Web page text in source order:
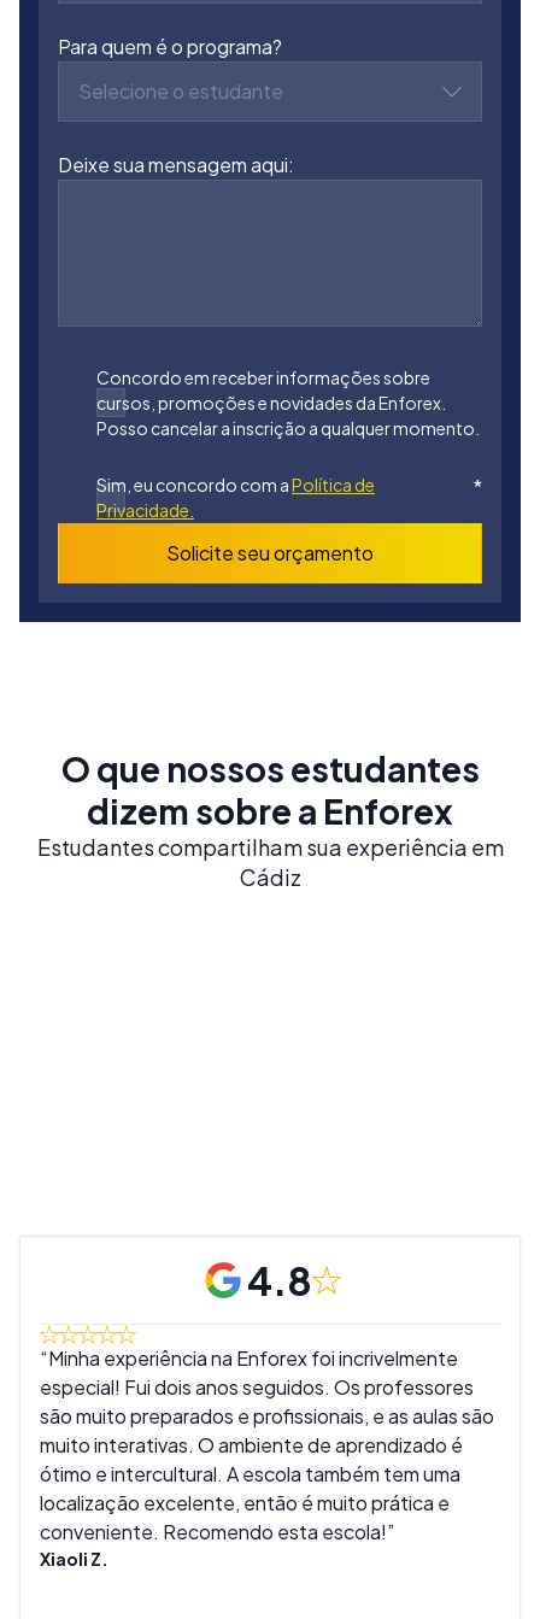
Para quem é o programa?
Selecione o estudante
Deixe sua mensagem aqui:
Concordo em receber informações sobre
cursos, promoções e novidades da Enforex.
Posso cancelar a inscrição a qualquer momento.
Sim, eu concordo com aPolítica de
Privacidade.
*
Solicite seu orçamento
O que nossos estudantes
dizem sobre a Enforex
Estudantes compartilham sua experiência em
Cádiz
4.8
Minha experiência na Enforex foi incrivelmente
especial! Fui dois anos seguidos. Os professores
são muito preparados e profissionais, e as aulas são
muito interativas. O ambiente de aprendizado é
ótimo e intercultural. A escola também tem uma
localização excelente, então é muito prática e
conveniente. Recomendo esta escola!
Xiaoli Z.